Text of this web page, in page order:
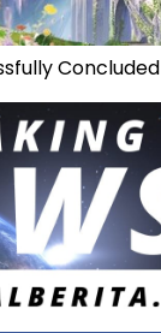
Concluded